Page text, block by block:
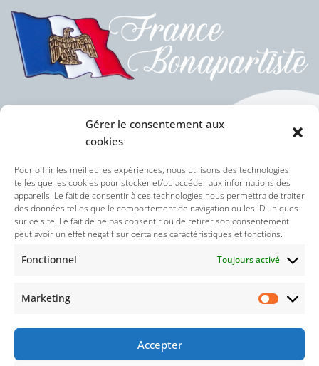
Gérer le consentement aux
cookies
Pour offrir les meilleures expériences, nous utilisons des technologies
telles que les cookies pour stocker et/ou accéder aux informations des
appareils. Le fait de consentir à ces technologies nous permettra de traiter
des données telles que le comportement de navigation ou les ID uniques
sur ce site. Le fait de ne pas consentir ou de retirer son consentement
peut avoir un effet négatif sur certaines caractéristiques et fonctions.
Fonctionnel Toujours activé
Marketing
Accepter
Politique des cookies (UE)
Politique de confidentialité
Nos réseaux sociaux :